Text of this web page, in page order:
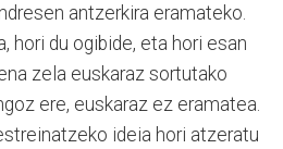
antzerkira eramateko.
hori du ogibide, eta hori esan
zela euskaraz sortutako
ere, euskaraz ez eramatea.
ideia hori atzeratu